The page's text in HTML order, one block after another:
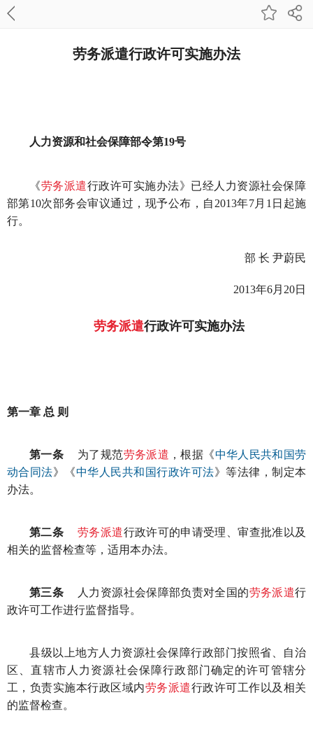
劳务派遣行政许可实施办法
人力资源和社会保障部令第19号
《劳务派遣行政许可实施办法》已经人力资源社会保障
部第10次部务会审议通过，现予公布，自2013年7月1日起施
行。
部 长 尹蔚民
2013年6月20日
劳务派遣行政许可实施办法
第一章 总 则
第一条 为了规范劳务派遣 ，根据《中华人民共和国劳
动合同法》《中华人民共和国行政许可法》等法律，制定本
办法。
第二条 劳务派遣行政许可的申请受理、审查批准以及
相关的监督检查等，适用本办法。
第三条 人力资源社会保障部负责对全国的劳务派遣行
政许可工作进行监督指导。
县级以上地方人力资源社会保障行政部门按照省、自治
区、直辖市人力资源社会保障行政部门确定的许可管辖分
工，负责实施本行政区域内劳务派遣行政许可工作以及相关
的监督检查。